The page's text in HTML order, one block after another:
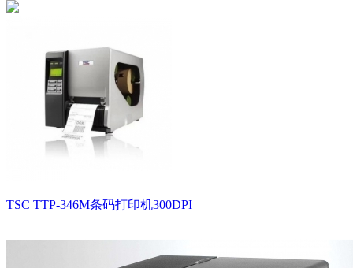
TSC TTP-346M条码打印机300DPI